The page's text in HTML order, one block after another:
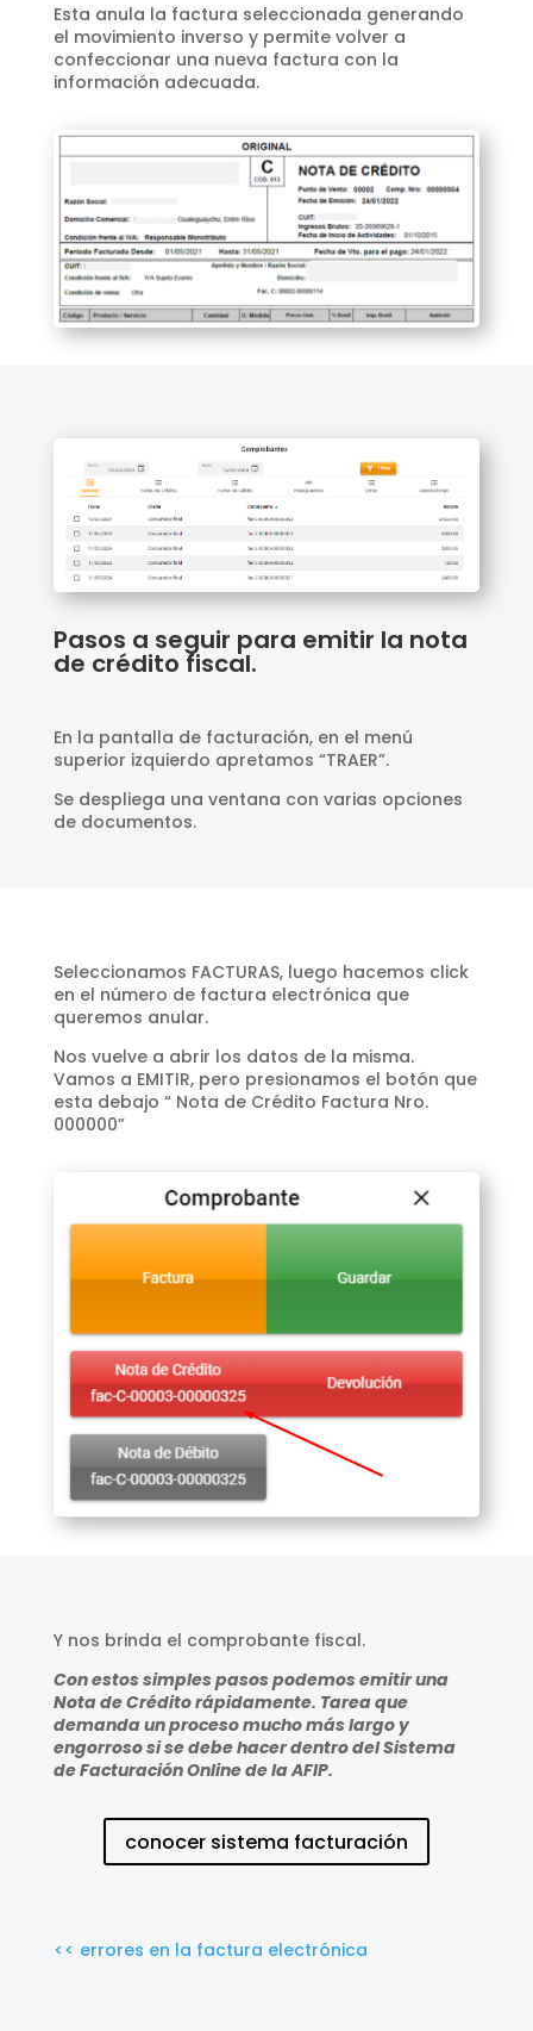
Esta anula la factura seleccionada generando
el movimiento inverso y permite volver a
confeccionar una nueva factura con la
información adecuada.
Pasos a seguir para emitir la nota
de crédito fiscal.
En la pantalla de facturación, en el menú
superior izquierdo apretamos “TRAER”.
Se despliega una ventana con varias opciones
de documentos.
Seleccionamos FACTURAS, luego hacemos click
en el número de factura electrónica que
queremos anular.
Nos vuelve a abrir los datos de la misma.
Vamos a EMITIR, pero presionamos el botón que
esta debajo “ Nota de Crédito Factura Nro.
000000”
Y nos brinda el comprobante fiscal.
Con estos simples pasos podemos emitir una
Nota de Crédito rápidamente. Tarea que
demanda un proceso mucho más largo y
engorroso si se debe hacer dentro del Sistema
de Facturación Online de la AFIP.
conocer sistema facturación
<< errores en la factura electrónica